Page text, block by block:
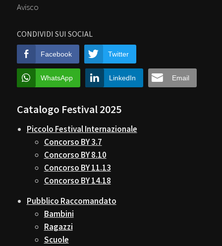
CONDIVIDI SUI SOCIAL
Facebook Twitter
WhatsApp LinkedIn Email
Avisco
Catalogo Festival 2025
Piccolo Festival Internazionale
Concorso BY 3.7
Concorso BY 8.10
Concorso BY 11.13
Concorso BY 14.18
Pubblico Raccomandato
Bambini
Ragazzi
Scuole